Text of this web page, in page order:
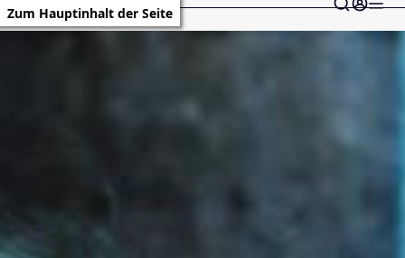
Zum Hauptinhalt der Seite